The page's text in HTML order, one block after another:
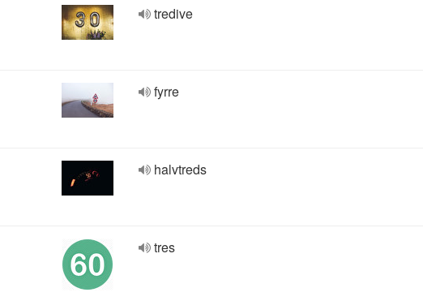
tredive
fyrre
halvtreds
tres